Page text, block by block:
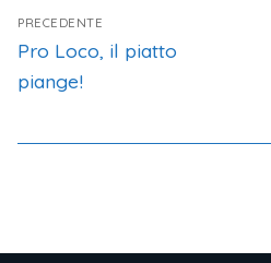
PRECEDENTE
Pro Loco, il piatto
piange!